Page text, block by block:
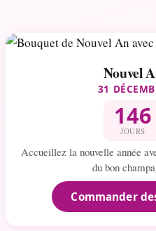
Nouvel
31
146
JOURS
Accueillez la nouvelle année
du bon
Commander